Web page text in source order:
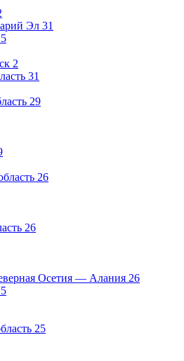
Эл 31
2
31
29
26
26
Осетия — Алания 26
25